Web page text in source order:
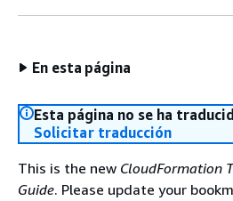
En esta página
Esta página no se ha
Solicitar traducción
This is the new CloudFormation
Guide. Please update your